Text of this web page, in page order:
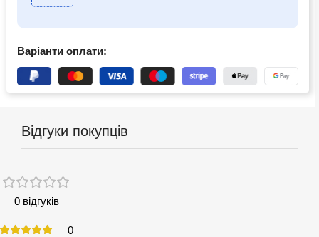
Варіанти оплати:
Відгуки покупців
0 відгуків
0